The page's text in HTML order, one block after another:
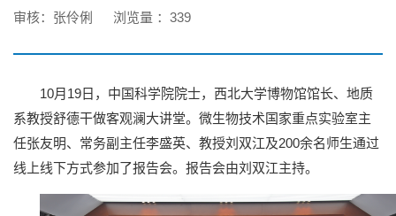
审核：张伶俐
浏览量 ： 339
10月19日，中国科学院院士，西北大学博物馆馆长、地质
系教授舒德干做客观澜大讲堂。微生物技术国家重点实验室主
任张友明、常务副主任李盛英、教授刘双江及200余名师生通过
线上线下方式参加了报告会。报告会由刘双江主持。